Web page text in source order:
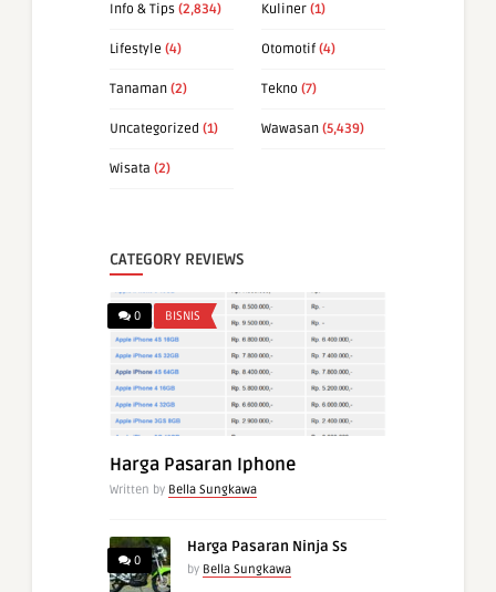
Info & Tips (2,834) Kuliner (1)
Lifestyle (4) Otomotif (4)
Tanaman (2) Tekno (7)
Uncategorized (1) Wawasan (5,439)
Wisata (2)
CATEGORY REVIEWS
0 BISNIS
Harga Pasaran Iphone
Written by Bella Sungkawa
0
Harga Pasaran Ninja Ss
by Bella Sungkawa